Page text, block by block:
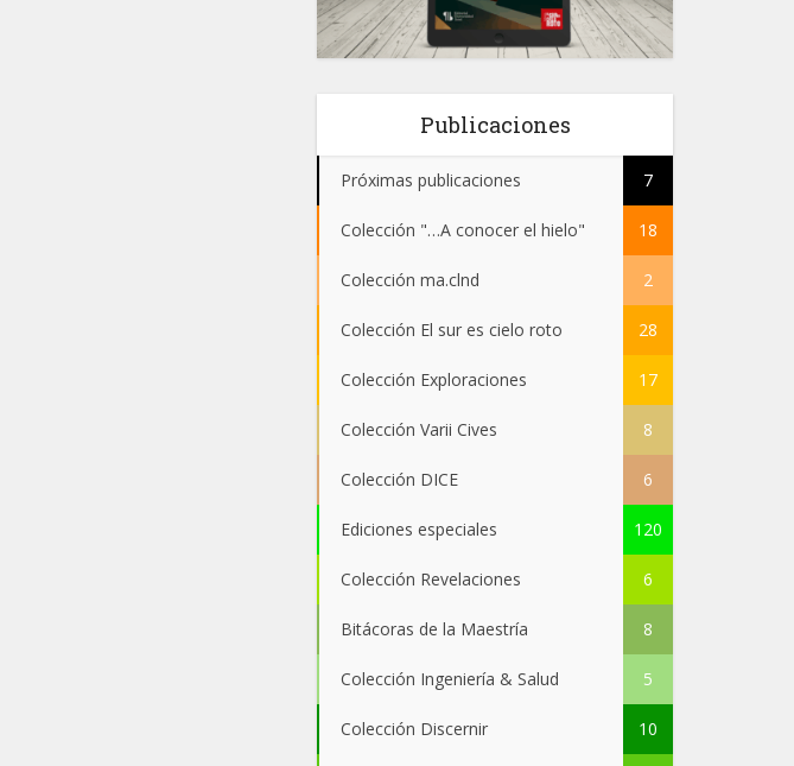
Publicaciones
Próximas publicaciones 7
Colección "…A conocer el hielo" 18
Colección ma.clnd 2
Colección El sur es cielo roto 28
Colección Exploraciones 17
Colección Varii Cives 8
Colección DICE 6
Ediciones especiales 120
Colección Revelaciones 6
Bitácoras de la Maestría 8
Colección Ingeniería & Salud 5
Colección Discernir 10